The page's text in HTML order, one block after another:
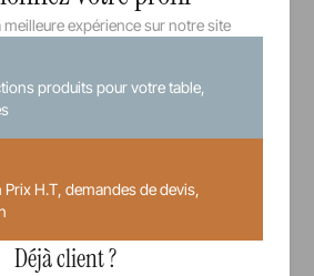
expérience sur notre site
produits pour votre table,
H.T, demandes de devis,
Déjà client ?